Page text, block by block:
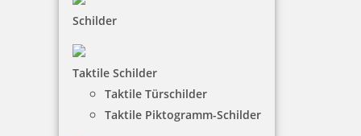
Schilder
Taktile Schilder
Taktile Türschilder
Taktile Piktogramm-Schilder
Braille Türschild WC Damen